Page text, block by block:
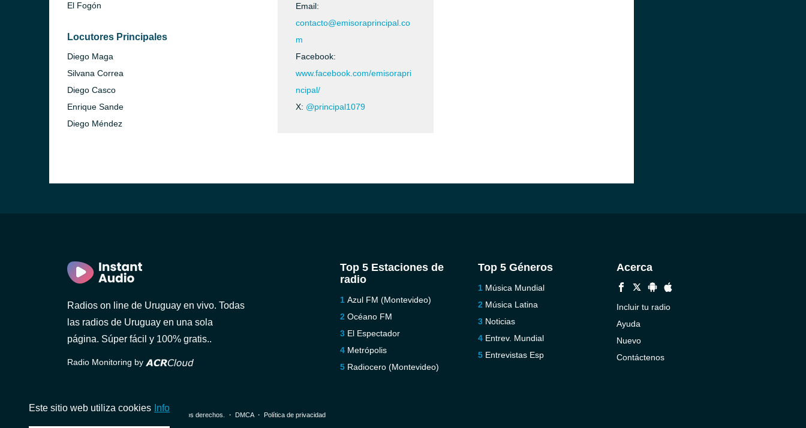
El Fogón
Locutores Principales
Diego Maga
Silvana Correa
Diego Casco
Enrique Sande
Diego Méndez
Email:
contacto@emisoraprincipal.co
m
Facebook:
www.facebook.com/emisorapri
ncipal/
X: @principal1079
Radios on line de Uruguay en vivo. Todas
las radios de Uruguay en una sola
página. Súper fácil y 100% gratis..
Radio Monitoring by
Top 5 Estaciones de
radio
Azul FM (Montevideo)
Océano FM
El Espectador
Metrópolis
Radiocero (Montevideo)
Top 5 Géneros
Música Mundial
Música Latina
Noticias
Entrev. Mundial
Entrevistas Esp
Acerca
Incluir tu radio
Ayuda
Nuevo
Contáctenos
© 2026 InstantAudio. Reservados todos los derechos. ・ DMCA・ Política de privacidad
Este sitio web utiliza cookies Info